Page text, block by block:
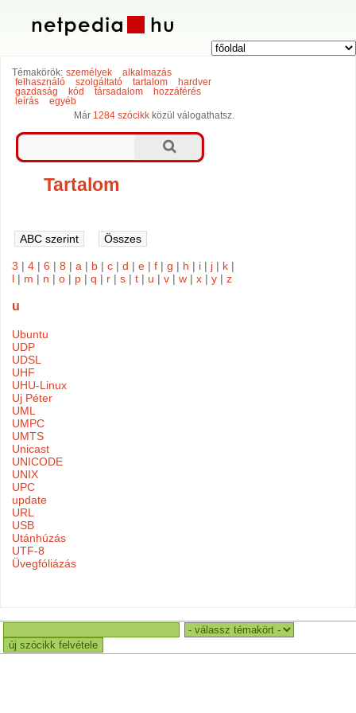
Témakörök: személyek
alkalmazás
felhasználó
szolgáltató tartalom
hardver
gazdaság
kód társadalom
hozzáférés
leírás
egyéb
Már 1284 szócikk közül válogathatsz.
Tartalom
3 |4 |6 |8 |a | b |c |d |e |f |g | h | i | j | k |
l | m | n |o | p |q | r |s |t | u |v |w |x |y |z
u
Ubuntu
UDP
UDSL
UHF
UHU-Linux
Uj Péter
UML
UMPC
UMTS
Unicast
UNICODE
UNIX
UPC
update
URL
USB
Utánhúzás
UTF-8
Üvegfóliázás